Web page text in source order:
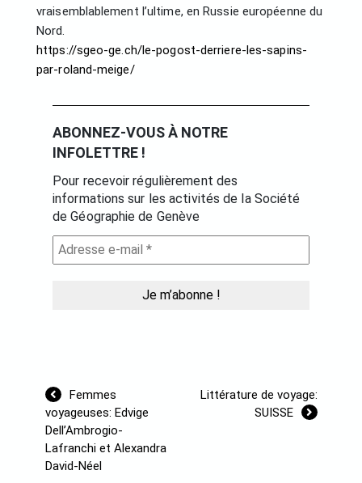
vraisemblablement l’ultime, en Russie européenne du
Nord.
https://sgeo-ge.ch/le-pogost-derriere-les-sapins-
par-roland-meige/
ABONNEZ-VOUS À NOTRE
INFOLETTRE !
Pour recevoir régulièrement des
informations sur les activités de la Société
de Géographie de Genève
Navigation
de
l’article
Femmes
voyageuses: Edvige
Dell’Ambrogio-
Lafranchi et Alexandra
David-Néel
Littérature de voyage:
SUISSE